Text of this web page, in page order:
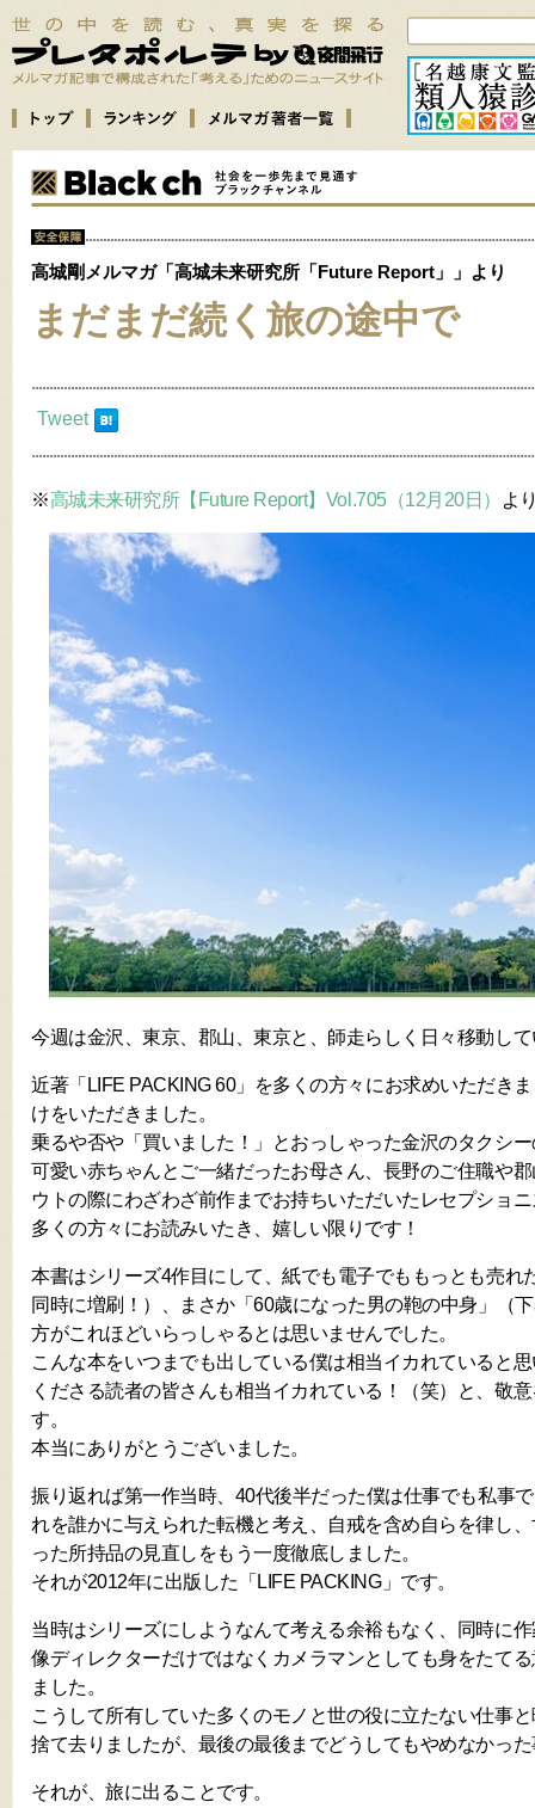
高城剛メルマガ「高城未来研究所「Future Report」」より
まだまだ続く旅の途中で
Tweet
※高城未来研究所【Future Report】Vol.705（12月20日） よ
今週は金沢、東京、郡山、東京と、師走らしく日々移動し
近著「LIFE PACKING 60」を多くの方々にお求めいただき
けをいただきました。
乗るや否や「買いました！」とおっしゃった金沢のタクシ
可愛い赤ちゃんとご一緒だったお母さん、長野のご住職や
ウトの際にわざわざ前作までお持ちいただいたレセプショ
多くの方々にお読みいたき、嬉しい限りです！
本書はシリーズ4作目にして、紙でも電子でももっとも売れ
同時に増刷！）、まさか「60歳になった男の鞄の中身」（
方がこれほどいらっしゃるとは思いませんでした。
こんな本をいつまでも出している僕は相当イカれていると
くださる読者の皆さんも相当イカれている！（笑）と、敬
す。
本当にありがとうございました。
振り返れば第一作当時、40代後半だった僕は仕事でも私事
れを誰かに与えられた転機と考え、自戒を含め自らを律し
った所持品の見直しをもう一度徹底しました。
それが2012年に出版した「LIFE PACKING」です。
当時はシリーズにしようなんて考える余裕もなく、同時に
像ディレクターだけではなくカメラマンとしても身をたて
ました。
こうして所有していた多くのモノと世の役に立たない仕事
捨て去りましたが、最後の最後までどうしてもやめなかっ
それが、旅に出ることです。